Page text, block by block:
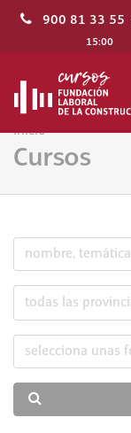
900 81 33 55
15:00
Inicio
Cursos